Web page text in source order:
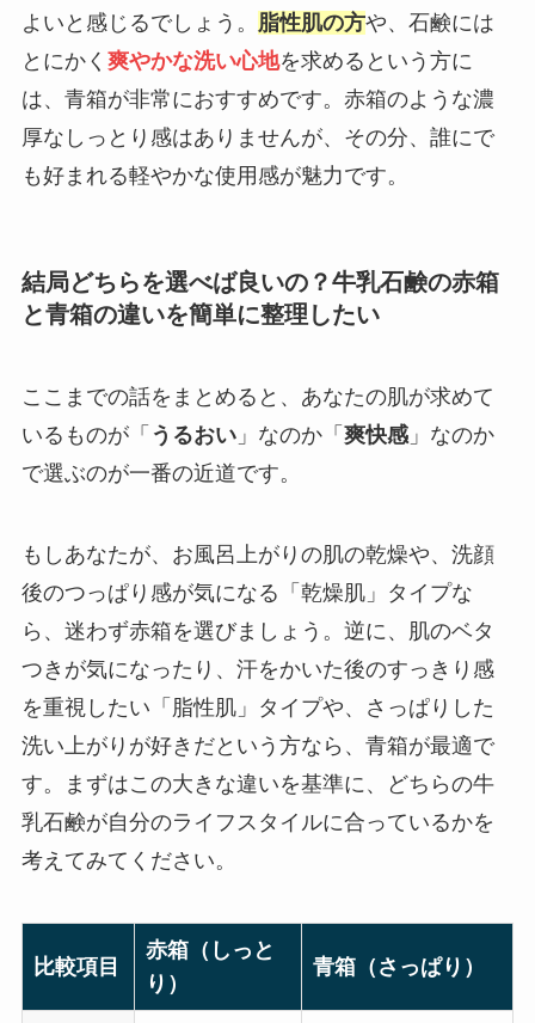
よいと感じるでしょう。 脂性肌の方や、石鹸には
とにかく 爽やかな洗い心地を求めるという方に
は、青箱が非常におすすめです。赤箱のような濃
厚なしっとり感はありませんが、その分、誰にで
も好まれる軽やかな使用感が魅力です。
結局どちらを選べば良いの？牛乳石鹸の赤箱
と青箱の違いを簡単に整理したい
ここまでの話をまとめると、あなたの肌が求めて
いるものが「 うるおい」なのか「 爽快感」なのか
で選ぶのが一番の近道です。
もしあなたが、お風呂上がりの肌の乾燥や、洗顔
後のつっぱり感が気になる「乾燥肌」タイプな
ら、迷わず赤箱を選びましょう。逆に、肌のベタ
つきが気になったり、汗をかいた後のすっきり感
を重視したい「脂性肌」タイプや、さっぱりした
洗い上がりが好きだという方なら、青箱が最適で
す。まずはこの大きな違いを基準に、どちらの牛
乳石鹸が自分のライフスタイルに合っているかを
考えてみてください。
比較項目
赤箱（しっと
り）
青箱（さっぱり）